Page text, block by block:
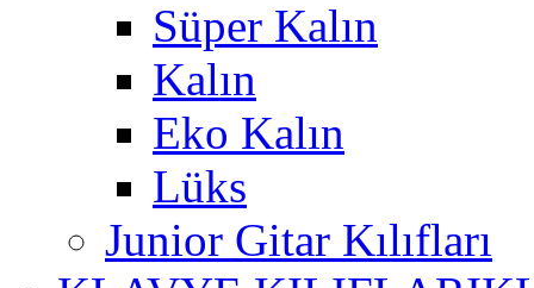
Süper Kalın
Kalın
Eko Kalın
Lüks
Junior Gitar Kılıfları